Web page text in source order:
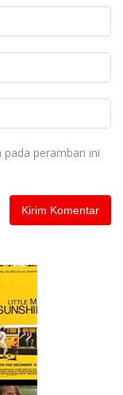
peramban ini